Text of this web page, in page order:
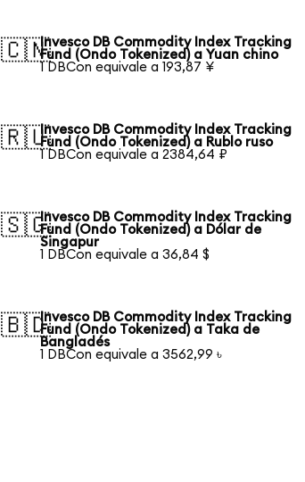
🇨🇳Invesco DB Commodity Index Tracking
Fund (Ondo Tokenized) a Yuan chino
1 DBCon equivale a 193,87 ¥
🇷🇺Invesco DB Commodity Index Tracking
Fund (Ondo Tokenized) a Rublo ruso
1 DBCon equivale a 2384,64 ₽
🇸🇬Invesco DB Commodity Index Tracking
Fund (Ondo Tokenized) a Dólar de
Singapur
1 DBCon equivale a 36,84 $
🇧🇩Invesco DB Commodity Index Tracking
Fund (Ondo Tokenized) a Taka de
Bangladés
1 DBCon equivale a 3562,99 ৳